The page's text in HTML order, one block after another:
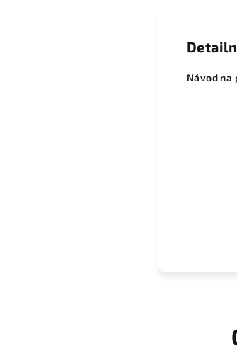
Návod na